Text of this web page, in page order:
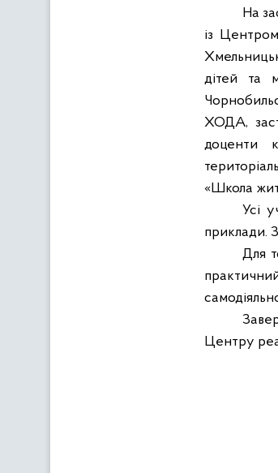
На
із
дітей та
ХОДА,
доценти
«Школа
Усі
приклади.
Для
Центру